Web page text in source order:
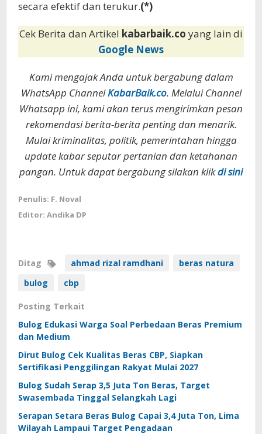
secara efektif dan terukur.(*)
Cek Berita dan Artikel kabarbaik.co yang lain di
Google News
Kami mengajak Anda untuk bergabung dalam
WhatsApp ChannelKabarBaik.co. Melalui Channel
Whatsapp ini, kami akan terus mengirimkan pesan
rekomendasi berita-berita penting dan menarik.
Mulai kriminalitas, politik, pemerintahan hingga
update kabar seputar pertanian dan ketahanan
pangan. Untuk dapat bergabung silakan klikdi sini
Penulis: F. Noval
Editor: Andika DP
Ditag ahmad rizal ramdhani
beras natura
bulog
cbp
Posting Terkait
Bulog Edukasi Warga Soal Perbedaan Beras Premium
dan Medium
Dirut Bulog Cek Kualitas Beras CBP, Siapkan
Sertifikasi Penggilingan Rakyat Mulai 2027
Bulog Sudah Serap 3,5 Juta Ton Beras, Target
Swasembada Tinggal Selangkah Lagi
Serapan Setara Beras Bulog Capai 3,4 Juta Ton, Lima
Wilayah Lampaui Target Pengadaan